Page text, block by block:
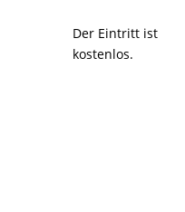
Der Eintritt ist
kostenlos.